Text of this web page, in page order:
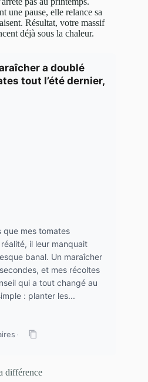
une pause, elle relance sa
Résultat, votre massif
déjà sous la chaleur.
a doublé
tout l’été dernier,
que mes tomates
il leur manquait
banal. Un maraîcher
et mes récoltes
qui a tout changé au
: planter les...
·
différence